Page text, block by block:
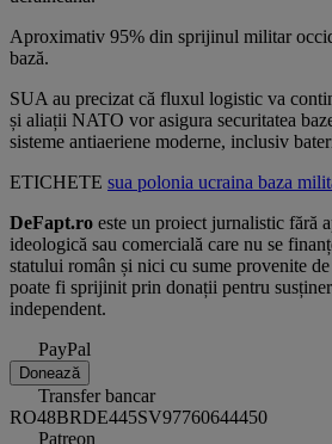
Aproximativ 95% din sprijinul militar
bază.
SUA au precizat că fluxul logistic va
și aliații NATO vor asigura securitatea
sisteme antiaeriene moderne, inclusiv
ETICHETE sua polonia ucraina baza
DeFapt.ro este un proiect jurnalistic fără
ideologică sau comercială care nu se
statului român și nici cu sume provenite
poate fi sprijinit prin donații pentru
independent.
PayPal
Donează
Transfer bancar
RO48BRDE445SV97760644450
Patreon